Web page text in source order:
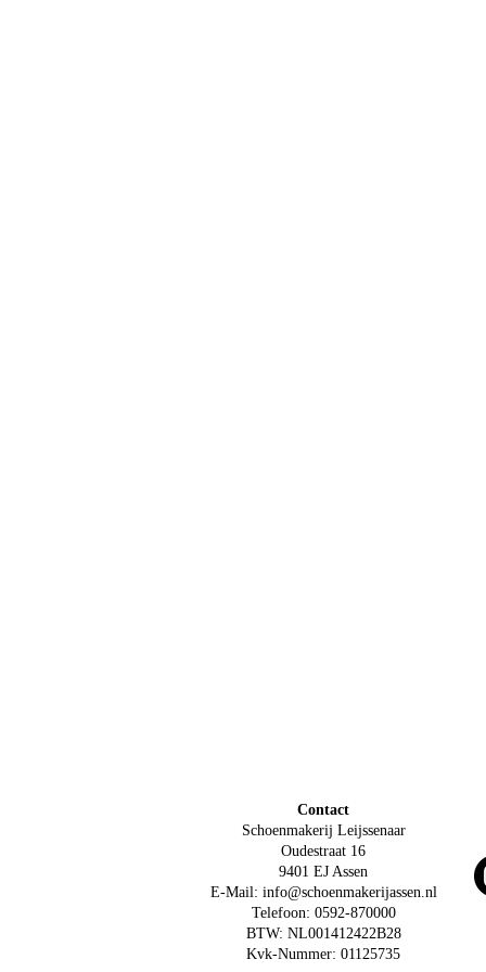
Contact
Schoenmakerij Leijssenaar
Oudestraat 16
9401 EJ Assen
E-Mail: info@schoenmakerijassen.nl
Telefoon: 0592-870000
BTW: NL001412422B28
Kvk-Nummer: 01125735